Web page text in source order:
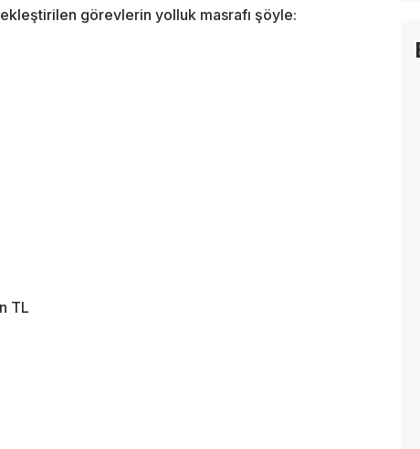
görevlerin yolluk masrafı şöyle:
TL